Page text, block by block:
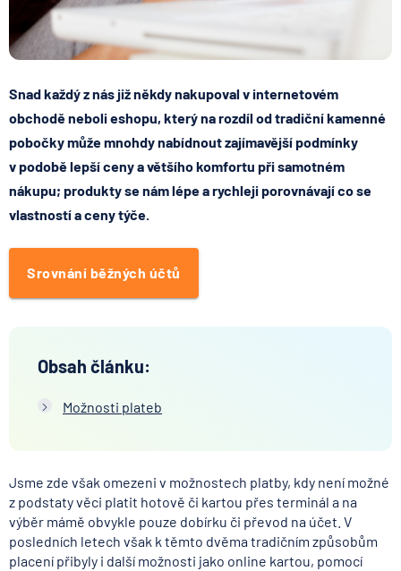
Snad každý z nás již někdy nakupoval v internetovém
obchodě neboli eshopu, který na rozdíl od tradiční kamenné
pobočky může mnohdy nabídnout zajímavější podmínky
v podobě lepší ceny a většího komfortu při samotném
nákupu; produkty se nám lépe a rychleji porovnávají co se
vlastností a ceny týče.
Srovnání běžných účtů
Obsah článku:
Možnosti plateb
Jsme zde však omezeni v možnostech platby, kdy není možné
z podstaty věci platit hotově či kartou přes terminál a na
výběr mámě obvykle pouze dobírku či převod na účet. V
posledních letech však k těmto dvěma tradičním způsobům
placení přibyly i další možnosti jako online kartou, pomocí